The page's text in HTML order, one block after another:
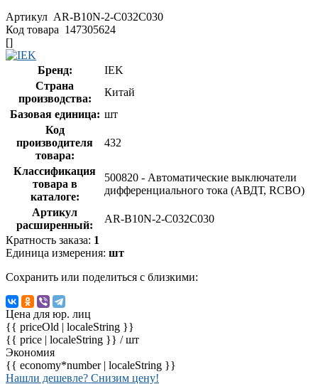
Артикул AR-B10N-2-C032C030
Код товара 147305624
[]
Бренд:
IEK
Страна
производства:
Китай
Базовая единица: шт
Код
производителя
товара:
432
Классификация
товара в
каталоге:
500820 - Автоматические выключатели
дифференциального тока (АВДТ, RCBO)
Артикул
расширенный:
AR-B10N-2-C032C030
Кратность заказа: 1
Единица измерения: шт
Сохранить или поделиться с близкими:
Цена для юр. лиц
{{ priceOld | localeString }}
{{ price | localeString }} / шт
Экономия
{{ economy*number | localeString }}
Нашли дешевле? Снизим цену!